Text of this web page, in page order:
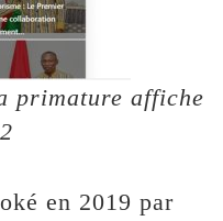
primature affiche
en 2019 par